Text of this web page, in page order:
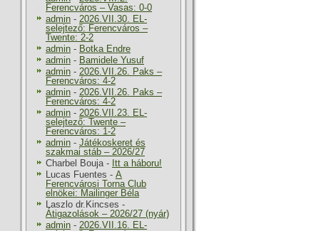
Ferencváros – Vasas: 0-0
admin - 2026.VII.30. EL-
selejtező: Ferencváros –
Twente: 2-2
admin - Botka Endre
admin - Bamidele Yusuf
admin - 2026.VII.26. Paks –
Ferencváros: 4-2
admin - 2026.VII.26. Paks –
Ferencváros: 4-2
admin - 2026.VII.23. EL-
selejtező: Twente –
Ferencváros: 1-2
admin - Játékoskeret és
szakmai stáb – 2026/27
Charbel Bouja- Itt a háboru!
Lucas Fuentes - A
Ferencvárosi Torna Club
elnökei: Mailinger Béla
Laszlo dr.Kincses -
Átigazolások – 2026/27 (nyár)
admin - 2026.VII.16. EL-